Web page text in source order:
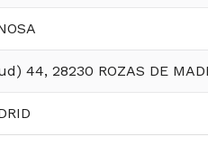
44, 28230 ROZAS DE